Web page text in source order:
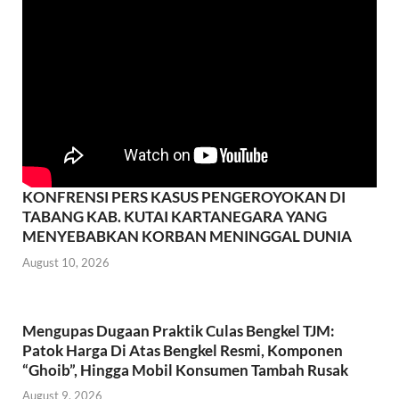
KONFRENSI PERS KASUS PENGEROYOKAN DI
TABANG KAB. KUTAI KARTANEGARA YANG
MENYEBABKAN KORBAN MENINGGAL DUNIA
August 10, 2026
Mengupas Dugaan Praktik Culas Bengkel TJM:
Patok Harga Di Atas Bengkel Resmi, Komponen
“Ghoib”, Hingga Mobil Konsumen Tambah Rusak
August 9, 2026